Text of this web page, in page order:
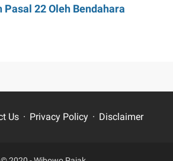
Pasal 22 Oleh Bendahara
Us Privacy Policy Disclaimer